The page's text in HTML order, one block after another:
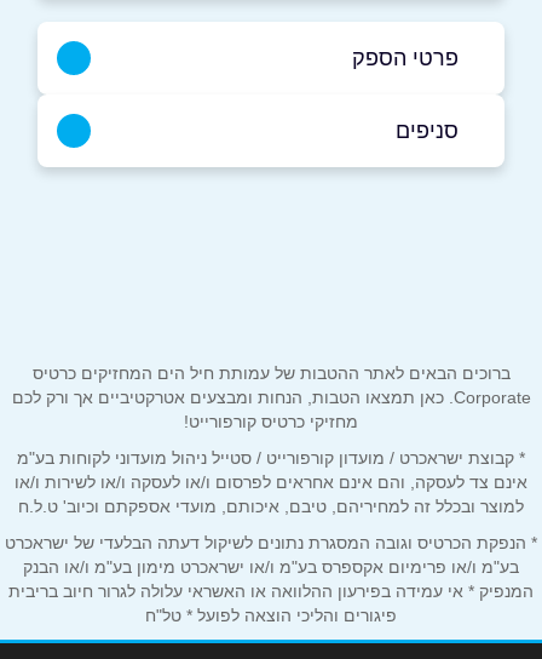
פרטי הספק
אימייל*
נושא*
אנא חזרו אלי בקשר ל...
הודעה*
סניפים
ברוכים הבאים לאתר ההטבות של עמותת חיל הים המחזיקים כרטיס
Corporate. כאן תמצאו הטבות, הנחות ומבצעים אטרקטיביים אך ורק לכם
מחזיקי כרטיס קורפורייט!
* קבוצת ישראכרט / מועדון קורפורייט / סטייל ניהול מועדוני לקוחות בע"מ
אינם צד לעסקה, והם אינם אחראים לפרסום ו/או לעסקה ו/או לשירות ו/או
למוצר ובכלל זה למחיריהם, טיבם, איכותם, מועדי אספקתם וכיוב' ט.ל.ח
* הנפקת הכרטיס וגובה המסגרת נתונים לשיקול דעתה הבלעדי של ישראכרט
בע"מ ו/או פרימיום אקספרס בע"מ ו/או ישראכרט מימון בע"מ ו/או הבנק
המנפיק * אי עמידה בפירעון ההלוואה או האשראי עלולה לגרור חיוב בריבית
פיגורים והליכי הוצאה לפועל * טל"ח